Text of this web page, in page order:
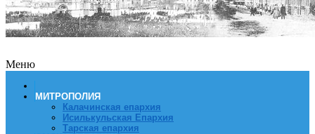
Меню
МИТРОПОЛИЯ
Калачинская епархия
Исилькульская Епархия
Тарская епархия